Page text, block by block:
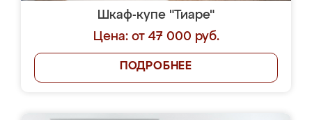
Шкаф-купе "Тиаре"
Цена: от 47 000 руб.
ПОДРОБНЕЕ